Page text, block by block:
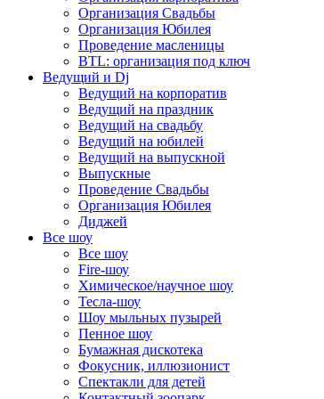
Организация Свадьбы
Организация Юбилея
Проведение масленицы
BTL: организация под ключ
Ведущий и Dj
Ведущий на корпоратив
Ведущий на праздник
Ведущий на свадьбу
Ведущий на юбилей
Ведущий на выпускной
Выпускные
Проведение Свадьбы
Организация Юбилея
Диджей
Все шоу
Все шоу
Fire-шоу
Химическое/научное шоу
Тесла-шоу
Шоу мыльных пузырей
Пенное шоу
Бумажная дискотека
Фокусник, иллюзионист
Спектакли для детей